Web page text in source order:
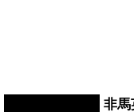
非馬